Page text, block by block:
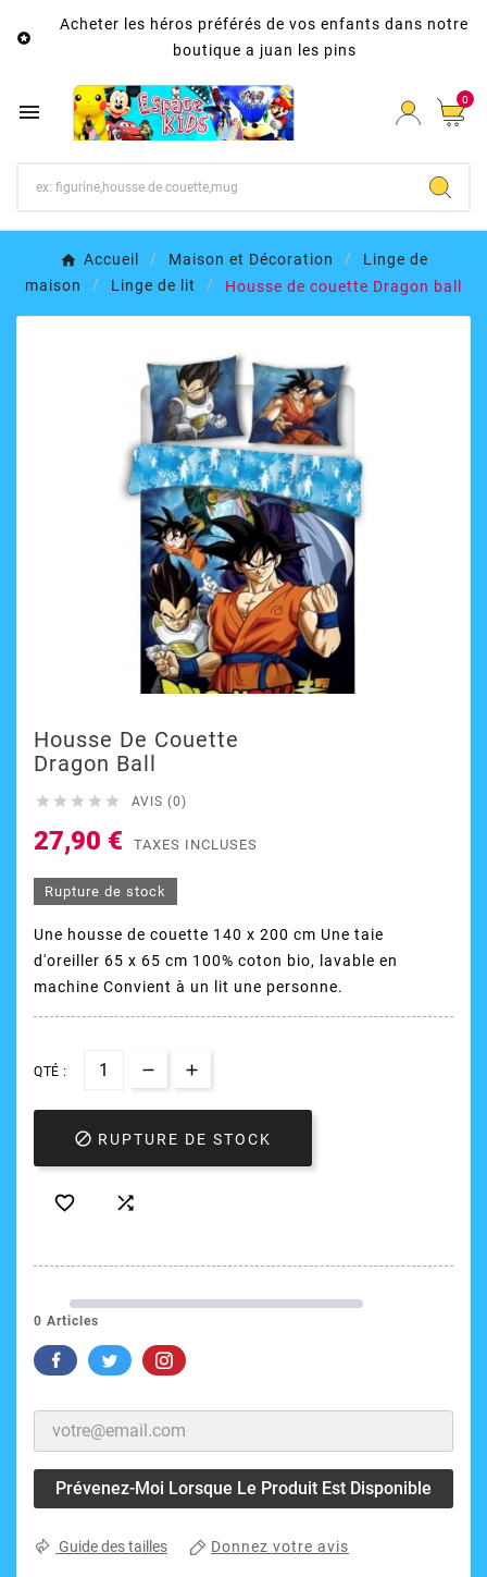

Acheter les héros préférés de vos enfants dans notre
boutique a juan les pins
 0
Accueil Maison et Décoration
Linge de
maison
Linge de lit Housse de couette Dragon ball
Housse De Couette
Dragon Ball
     AVIS (0)
27,90 € TAXES INCLUSES
Rupture de stock
Une housse de couette 140 x 200 cm Une taie
d'oreiller 65 x 65 cm 100% coton bio, lavable en
machine Convient à un lit une personne.
QTÉ :
 RUPTURE DE STOCK
 
0 Articles
Prévenez-Moi Lorsque Le Produit Est Disponible
Guide des tailles Donnez votre avis